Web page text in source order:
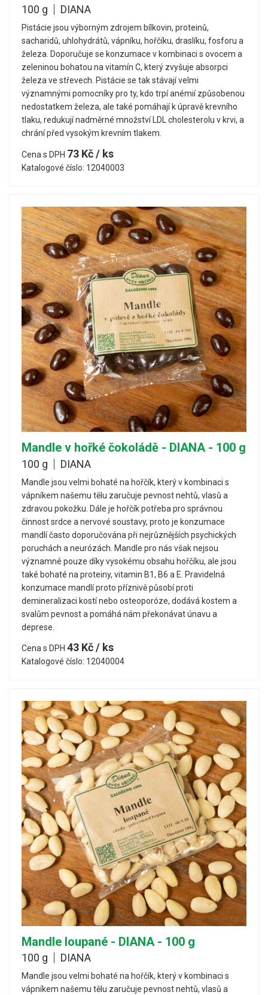
100 g DIANA
Pistácie jsou výborným zdrojem bílkovin, proteinů,
sacharidů, uhlohydrátů, vápníku, hořčíku, draslíku, fosforu a
železa. Doporučuje se konzumace v kombinaci s ovocem a
zeleninou bohatou na vitamín C, který zvyšuje absorpci
železa ve střevech. Pistácie se tak stávají velmi
významnými pomocníky pro ty, kdo trpí anémií způsobenou
nedostatkem železa, ale také pomáhají k úpravě krevního
tlaku, redukují nadměrné množství LDL cholesterolu v krvi, a
chrání před vysokým krevním tlakem.
Cena s DPH 73 Kč / ks
Katalogové číslo: 12040003
Mandle v hořké čokoládě - DIANA - 100 g
100 g DIANA
Mandle jsou velmi bohaté na hořčík, který v kombinaci s
vápníkem našemu tělu zaručuje pevnost nehtů, vlasů a
zdravou pokožku. Dále je hořčík potřeba pro správnou
činnost srdce a nervové soustavy, proto je konzumace
mandlí často doporučována při nejrůznějších psychických
poruchách a neurózách. Mandle pro nás však nejsou
významné pouze díky vysokému obsahu hořčíku, ale jsou
také bohaté na proteiny, vitamin B1, B6 a E. Pravidelná
konzumace mandlí proto příznivě působí proti
demineralizaci kostí nebo osteoporóze, dodává kostem a
svalům pevnost a pomáhá nám překonávat únavu a
deprese.
Cena s DPH 43 Kč / ks
Katalogové číslo: 12040004
Mandle loupané - DIANA - 100 g
100 g DIANA
Mandle jsou velmi bohaté na hořčík, který v kombinaci s
vápníkem našemu tělu zaručuje pevnost nehtů, vlasů a